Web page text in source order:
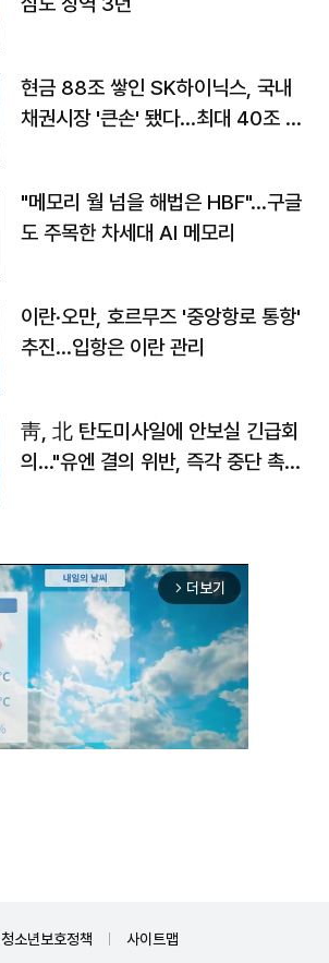
현금 88조 쌓인 SK하이닉스, 국내
채권시장 '큰손' 됐다…최대 40조 투
"메모리 월 넘을 해법은 HBF"…구글
도 주목한 차세대 AI 메모리
이란·오만, 호르무즈 '중앙항로 통항'
추진…입항은 이란 관리
靑, 北 탄도미사일에 안보실 긴급회
의…"유엔 결의 위반, 즉각 중단 촉
arrow_forward_ios 더보기
청소년보호정책 사이트맵